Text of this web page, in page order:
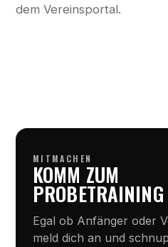
dem Vereinsportal.
MITMACHEN
KOMM ZUM
PROBETRAINING
Egal ob Anfänger oder
meld dich an und